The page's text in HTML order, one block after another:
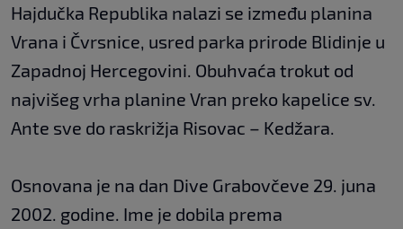
Hajdučka Republika nalazi se između planina
Vrana i Čvrsnice, usred parka prirode Blidinje u
Zapadnoj Hercegovini. Obuhvaća trokut od
najvišeg vrha planine Vran preko kapelice sv.
Ante sve do raskrižja Risovac – Kedžara.
Osnovana je na dan Dive Grabovčeve 29. juna
2002. godine. Ime je dobila prema